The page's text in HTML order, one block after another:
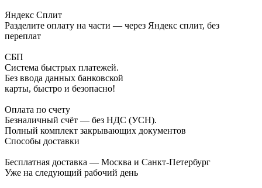
Яндекс Сплит
Разделите оплату на части — через Яндекс сплит, без
переплат
СБП
Система быстрых платежей.
Без ввода данных банковской
карты, быстро и безопасно!
Оплата по счету
Безналичный счёт — без НДС (УСН).
Полный комплект закрывающих документов
Способы доставки
Бесплатная доставка — Москва и Санкт-Петербург
Уже на следующий рабочий день